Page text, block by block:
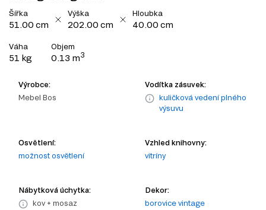
Šířka
51.00 cm
Výška
202.00 cm
Hloubka
40.00 cm
Váha
51 kg
Objem
0.13 m3
Výrobce:
Mebel Bos
Vodítka zásuvek:
kuličková vedení plného
výsuvu
Osvětlení:
možnost osvětlení
Vzhled knihovny:
vitríny
Nábytková úchytka:
kov + mosaz
Dekor:
borovice vintage